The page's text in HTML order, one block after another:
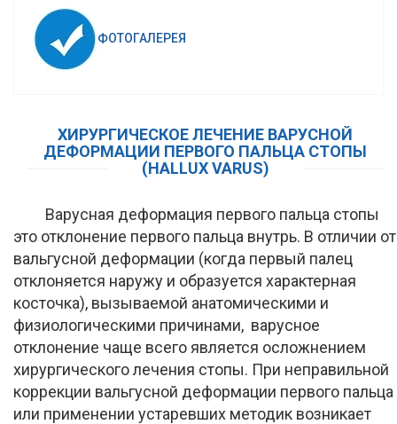
ФОТОГАЛЕРЕЯ
ХИРУРГИЧЕСКОЕ ЛЕЧЕНИЕ ВАРУСНОЙ
ДЕФОРМАЦИИ ПЕРВОГО ПАЛЬЦА СТОПЫ
(HALLUX VARUS)
Варусная деформация первого пальца стопы
это отклонение первого пальца внутрь. В отличии от
вальгусной деформации (когда первый палец
отклоняется наружу и образуется характерная
косточка), вызываемой анатомическими и
физиологическими причинами, варусное
отклонение чаще всего является осложнением
хирургического лечения стопы. При неправильной
коррекции вальгусной деформации первого пальца
или применении устаревших методик возникает